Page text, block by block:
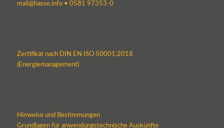
mail@hasse.info• 0581 97353-0
Zertifikat nach DIN EN ISO 50001:2018
(Energiemanagement)
Hinweise und Bestimmungen
Grundlagen für anwendungstechnische Auskünfte